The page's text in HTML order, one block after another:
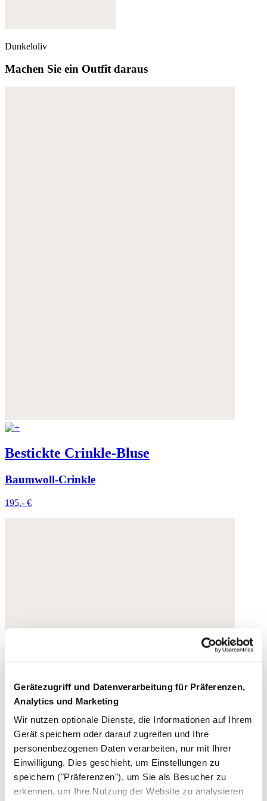
Gerätezugriff und Datenverarbeitung für Präferenzen,
Analytics und Marketing
Wir nutzen optionale Dienste, die Informationen auf Ihrem
Gerät speichern oder darauf zugreifen und Ihre
personenbezogenen Daten verarbeiten, nur mit Ihrer
Einwilligung. Dies geschieht, um Einstellungen zu
speichern ("Präferenzen"), um Sie als Besucher zu
erkennen, um Ihre Nutzung der Website zu analysieren
Dunkeloliv
Machen Sie ein Outfit daraus
Bestickte Crinkle-Bluse
Baumwoll-Crinkle
195,- €